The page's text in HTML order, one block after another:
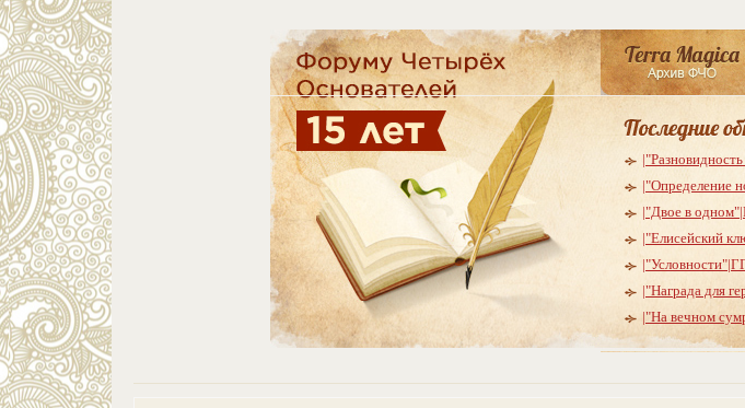
|"Определение
|"Двое в
|"Елисейский
|"Награда для
|"На вечном